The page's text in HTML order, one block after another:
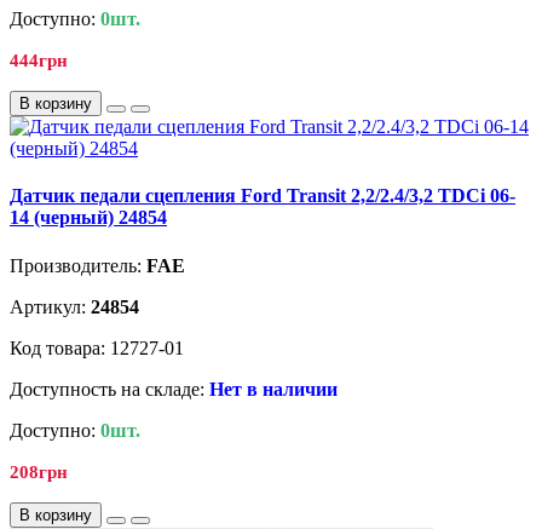
Доступно: 0шт.
444грн
В корзину
Датчик педали сцепления Ford Transit 2,2/2.4/3,2 TDCi 06-
14 (черный) 24854
Производитель: FAE
Артикул: 24854
Код товара: 12727-01
Доступность на складе: Нет в наличии
Доступно: 0шт.
208грн
В корзину